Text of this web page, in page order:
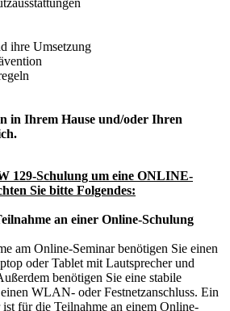
ihre Umsetzung
in Ihrem Hause und/oder Ihren
129-Schulung um eine ONLINE-
Sie bitte Folgendes:
an einer Online-Schulung
am Online-Seminar benötigen Sie einen
oder Tablet mit Lautsprecher und
benötigen Sie eine stabile
WLAN- oder Festnetzanschluss. Ein
für die Teilnahme an einem Online-